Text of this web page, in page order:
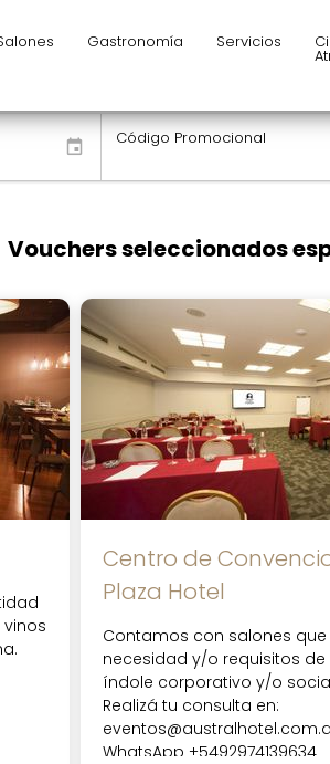
Gastronomía Servicios
Código Promocional
Vouchers seleccionados
Centro de
Plaza Hotel
Contamos con salones
necesidad y/o requisitos
índole corporativo y/o
Realizá tu consulta en:
WhatsApp +5492974139634